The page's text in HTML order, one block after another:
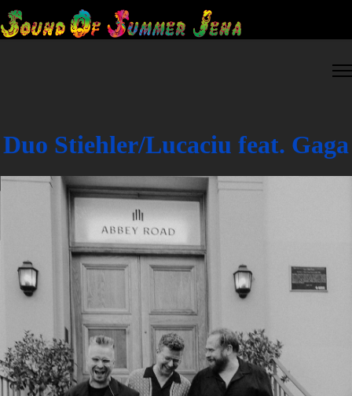
Duo Stiehler/Lucaciu feat. Gaga